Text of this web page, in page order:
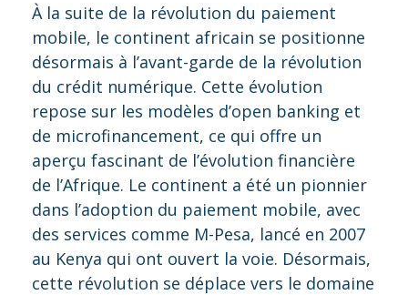
À la suite de la révolution du paiement
mobile, le continent africain se positionne
désormais à l’avant-garde de la révolution
du crédit numérique. Cette évolution
repose sur les modèles d’open banking et
de microfinancement, ce qui offre un
aperçu fascinant de l’évolution financière
de l’Afrique. Le continent a été un pionnier
dans l’adoption du paiement mobile, avec
des services comme M-Pesa, lancé en 2007
au Kenya qui ont ouvert la voie. Désormais,
cette révolution se déplace vers le domaine